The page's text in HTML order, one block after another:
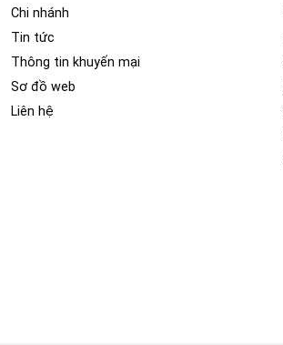
Chi nhánh
Tin tức
Thông tin khuyến mại
Sơ đồ web
Liên hệ